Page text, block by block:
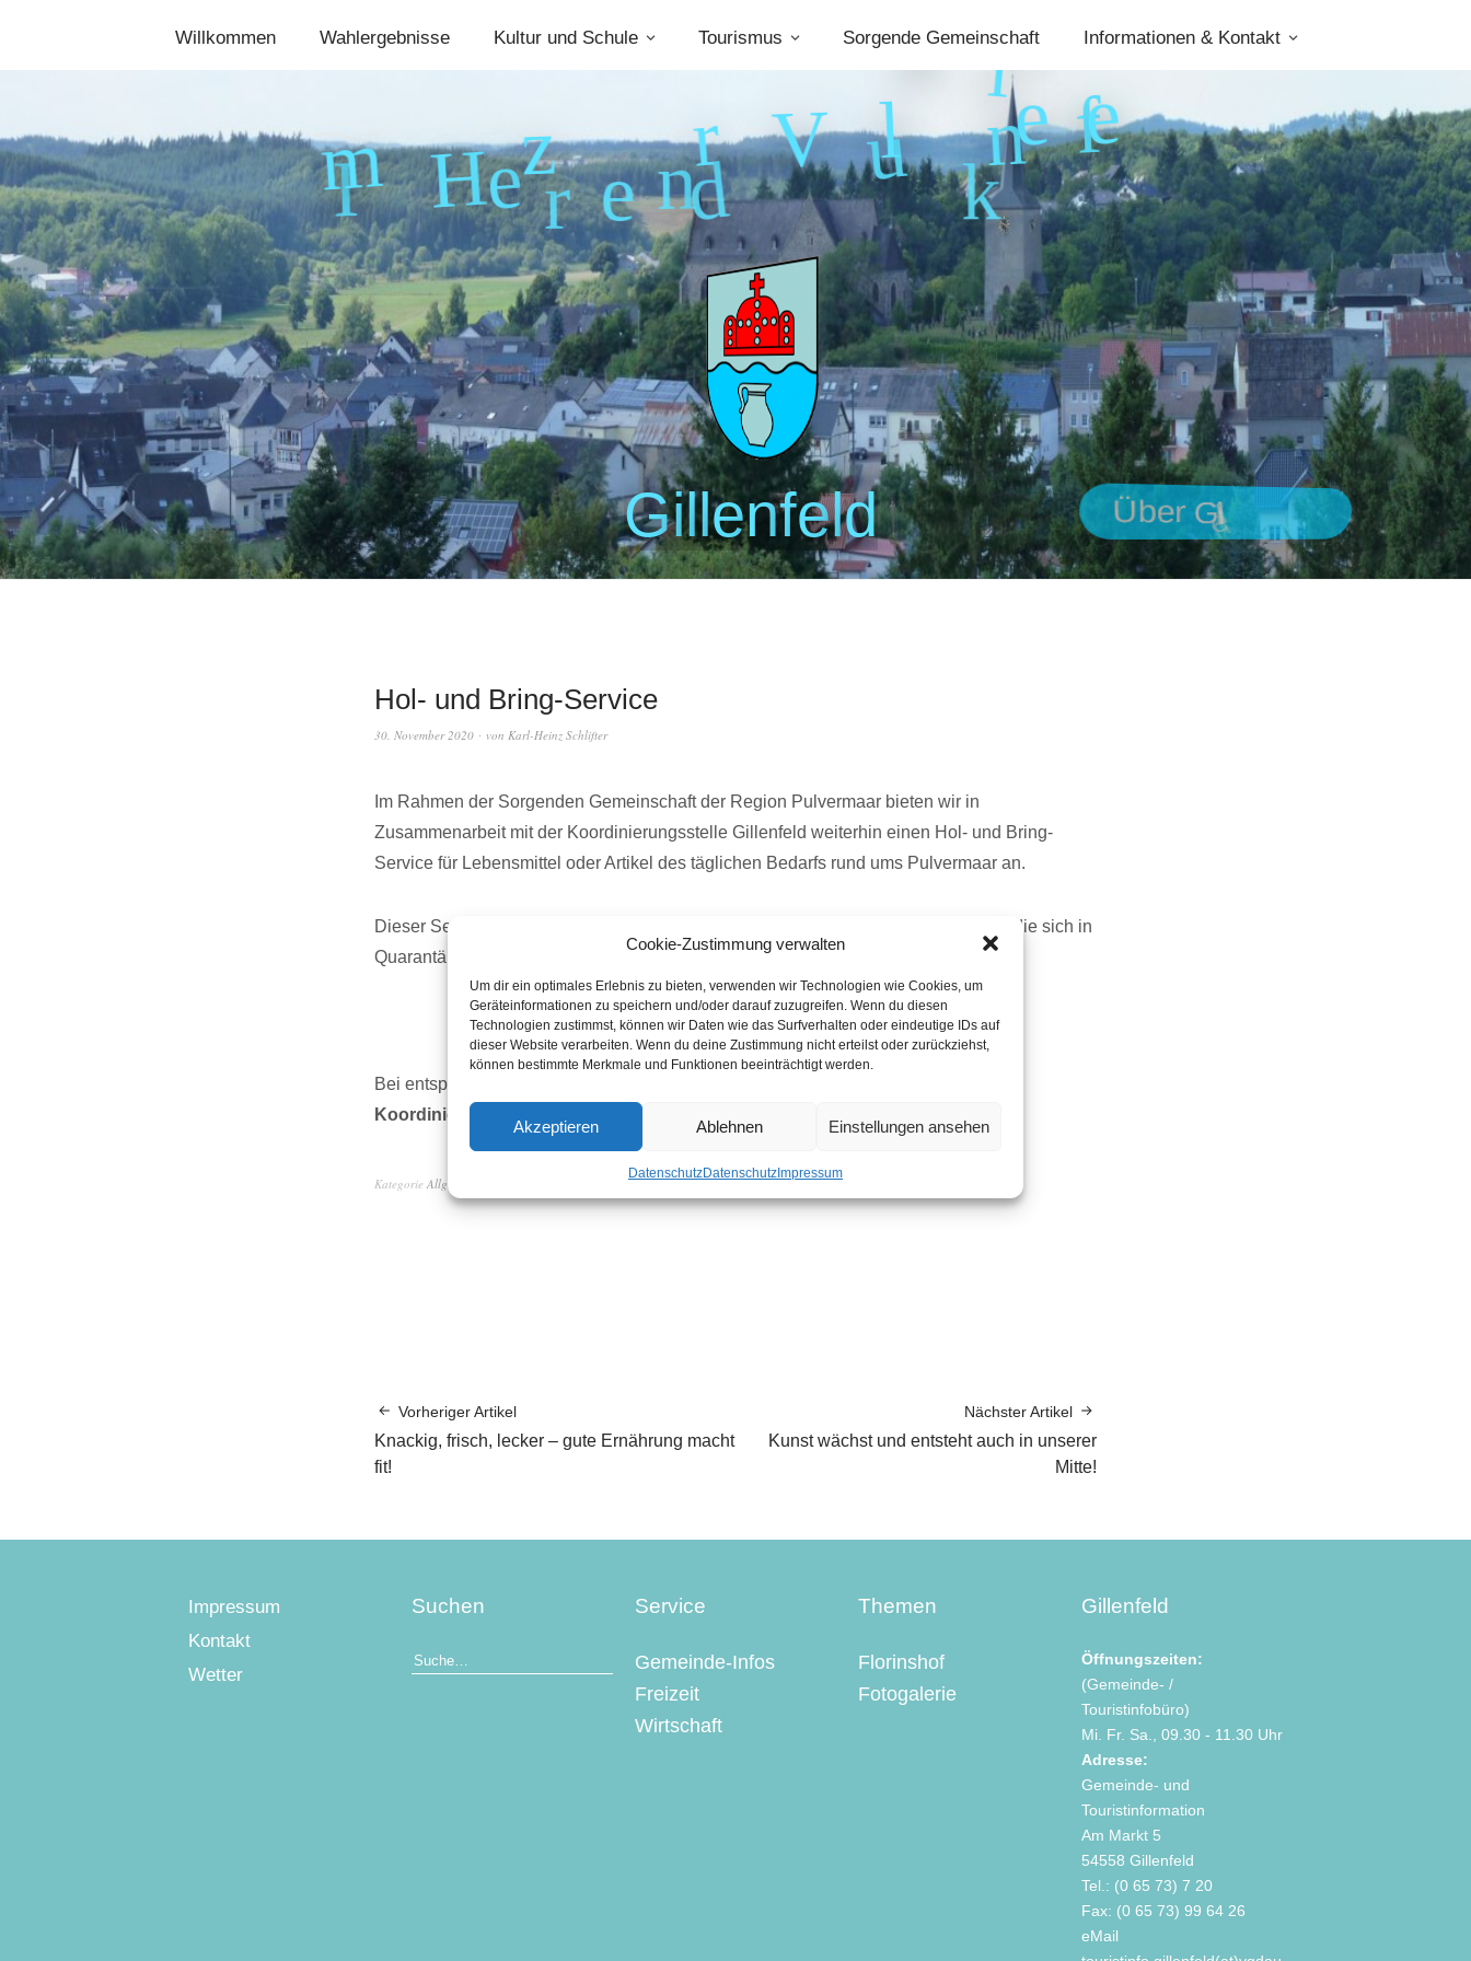
Cookie-Zustimmung verwalten
Um dir ein optimales Erlebnis zu bieten, verwenden wir Technologien wie Cookies, um
Geräteinformationen zu speichern und/oder darauf zuzugreifen. Wenn du diesen
Technologien zustimmst, können wir Daten wie das Surfverhalten oder eindeutige IDs auf
dieser Website verarbeiten. Wenn du deine Zustimmung nicht erteilst oder zurückziehst,
können bestimmte Merkmale und Funktionen beeinträchtigt werden.
Akzeptieren Ablehnen Einstellungen ansehen
DatenschutzDatenschutzImpressum
Willkommen Wahlergebnisse Kultur und Schule Tourismus Sorgende Gemeinschaft Informationen & Kontakt
Gillenfeld
ImHerzenderVulkaneifel
Über Gille feld
Hol- und Bring-Service
30. November 2020 von Karl-Heinz Schlifter
Im Rahmen der Sorgenden Gemeinschaft der Region Pulvermaar bieten wir in
Zusammenarbeit mit der Koordinierungsstelle Gillenfeld weiterhin einen Hol- und Bring-
Service für Lebensmittel oder Artikel des täglichen Bedarfs rund ums Pulvermaar an.
Dieser Service ist für Menschen mit hohem Gesundheitsrisiko sowie für Personen, die sich in
Quarantäne befinden.
Mitmachen – kein Problem!
Bei entsprechendem Bedarf melden Sie sich bitte bei Frau Yvonne Weland,
Koordinierungsstelle unter 0 65 73 / 9 53 03 94
Kategorie Allgemein Bringservice,Coronapandemie,Holservice,Quarantäne
Vorheriger Artikel
Knackig, frisch, lecker – gute Ernährung macht
fit!
Nächster Artikel
Kunst wächst und entsteht auch in unserer
Mitte!
Impressum
Kontakt
Wetter
Suchen Service
Gemeinde-Infos
Freizeit
Wirtschaft
Themen
Florinshof
Fotogalerie
Gillenfeld
Öffnungszeiten:
(Gemeinde- /
Touristinfobüro)
Mi. Fr. Sa., 09.30 - 11.30 Uhr
Adresse:
Gemeinde- und
Touristinformation
Am Markt 5
54558 Gillenfeld
Tel.: (0 65 73) 7 20
Fax: (0 65 73) 99 64 26
eMail